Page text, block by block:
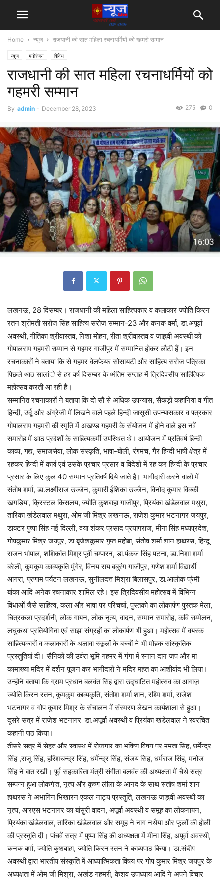
Home न्यूज राजधानी की सात महिला रचनाधर्मियों को गहमरी सम्मान
न्यूज मनोरंजन विविध
राजधानी की सात महिला रचनाधर्मियों को
गहमरी सम्मान
By admin - December 28, 2023 0
275
लखनऊ, 28 दिसम्बर। राजधानी की महिला साहित्यकार व कलाकार ज्योति किरन
रतन श्रीमती सरोज सिंह साहित्य सरोज सम्मान-23 और कनक वर्मा, डा.अपूर्वा
अवस्थी, गीतिका श्रीवास्तव, निशा मोहन, रीता श्रीवास्तव व जाह्नवी अवस्थी को
गोपालराम गहमरी सम्मान से गहमर गाजीपुर में सम्मानित होकर लौटी हैं। इन
रचनाकारों ने बताया कि से गहमर वेलफेयर सोसायटी और साहित्य सरोज पत्रिका
पिछले आठ सालांे से हर वर्ष दिसम्बर के अंतिम सप्ताह में त्रिदिवसीय साहित्यिक
महोत्सव करती आ रही है।
सम्मानित रचनाकारों ने बताया कि दो सौ से अधिक उपन्यास, सैकड़ों कहानियां व गीत
हिन्दी, उर्दू और अंग्रेजी में लिखने वाले पहले हिन्दी जासूसी उपन्यासकार व पत्रकार
गोपालराम गहमरी की स्मृति में अखण्ड गहमरी के संयोजन में होने वाले इस नवें
समारोह में आठ प्रदेशों के साहित्यकर्मी उपस्थित थे। आयोजन में प्रतिवर्ष हिन्दी
काव्य, गद्य, समाजसेवा, लोक संस्कृति, भाषा-बोली, रंगमंच, गैर हिन्दी भाषी क्षेत्र में
रहकर हिन्दी में कार्य एवं उसके प्रचार प्रसार व विदेशो में रह कर हिन्दी के प्रचार
प्रसार के लिए कुल 40 सम्मान प्रतिवर्ष दिये जाते हैं। भागीदारी करने वालों में
संतोष शर्मा, डा.लक्ष्मीराज उज्जैन, कुमारी ईशिका उज्जैन, विनोद कुमार विक्की
खगड़िया, क्रिस्टल किसलय, ज्योति कुशवाहा गाजीपुर, प्रियंका खंडेलवाल मथुरा,
तारिका खंडेलवाल मथुरा, ओम जी मिश्र लखनऊ, राजेश कुमार भटनागर जयपुर,
डाक्टर पुष्पा सिंह नई दिल्ली, दया शंकर प्रसाद प्रयागराज, मीना सिंह मध्यप्रदेश,
गोपकुमार मिश्र जयपुर, डा.बृजेशकुमार गुप्त महोबा, संतोष शर्मा शान हाथरस, हिन्दू
राजन भोपाल, शशिकांत मिश्र पूर्वी चम्पारन, डा.पंकज सिंह पटना, डा.निशा शर्मा
बरेली, कुमकुम काव्यकृति मुंगेर, विनय राय बबुरंग गाजीपुर, गणेश शर्मा विद्यार्थी
आगरा, प्रणाम पर्यटन लखनऊ, सुनीलदत्त मिश्रा बिलासपुर, डा.आलोक प्रेमी
बांका आदि अनेक रचनाकार शामिल रहे। इस त्रिदिवसीय महोत्सव में विभिन्न
विधाओं जैसे साहित्य, कला और भाषा पर परिचर्चा, पुस्तको का लोकार्पण पुस्तक मेला,
चित्रकला प्रदर्शनी, लोक गायन, लोक नृत्य, वादन, सम्मान समारोह, कवि सम्मेलन,
लघुकथा प्रतियोगिता एवं साझा संग्रहों का लोकार्पण भी हुआ। महोत्सव में वयस्क
साहित्यकारों व कलाकारों के अलावा स्कूलों के बच्चों ने भी मोहक सांस्कृतिक
प्रस्तुतियां दीं। सैनिकों की उर्वरा भूमि गहमर में गंगा में स्नान दान जप और मां
कामाख्या मंदिर में दर्शन पूजन कर भागीदारों ने मंदिर महंत का आशीर्वाद भी लिया।
उन्होंने बताया कि ग्राम प्रधान बलवंत सिंह द्वारा उद्घाटित महोत्सव का आगाज़
ज्योति किरन रतन, कुमकुम काव्यकृति, संतोश शर्मा शान, रश्मि शर्मा, राजेश
भटनागर व गोप कुमार मिश्र के संचालन में संस्मरण लेखन कार्यशाला से हुआ।
दूसरे सत्र में राजेश भटनागर, डा.अपूर्वा अवस्थी व प्रियंका खंडेलवाल ने स्वरचित
कहानी पाठ किया।
तीसरे सत्र में सेहत और स्वास्थ में रोजगार का भविष्य विषय पर ममता सिंह, धर्मेन्द्र
सिंह ,राजू सिंह, हरिशचन्द्र सिंह, धर्मेन्द्र सिंह, संजय सिह, धर्मराज सिंह, मनोज
सिंह ने बात रखी। पूर्व सहकारिता मंत्री संगीता बलवंत की अध्यक्षता में चैथे सत्र
सम्पन्न हुआ लोकगीत, नृत्य और कृष्ण लीला के आनंद के साथ संतोष शर्मा शान
हाथरस ने अभागिन भिखारन एकल नाट्य प्रस्तुति, लखनऊ जाह्नवी अवस्थी का
नृत्य, आरएस भटनागर का बांसुरी वादन, अपूर्वा अवस्थी व समूह का लोकगायन,
प्रियंका खंडेलवाल, तारिका खंडेलवाल और समूह ने नाग नथैया और फूलों की होली
की प्रस्तुति दी। पांचवें सत्र में पुष्पा सिंह की अध्यक्षता में मीना सिंह, अपूर्वा अवस्थी,
कनक वर्मा, ज्योति कुशवाहा, ज्योति किरन रतन ने काव्यपाठ किया। डा.संदीप
अवस्थी द्वारा भारतीय संस्कृति में आध्यात्मिकता विषय पर गोप कुमार मिश्र जयपुर के
अध्यक्षता में ओम जी मिश्रा, अखंड गहमरी, केशव उपाध्याय आदि ने अपने विचार